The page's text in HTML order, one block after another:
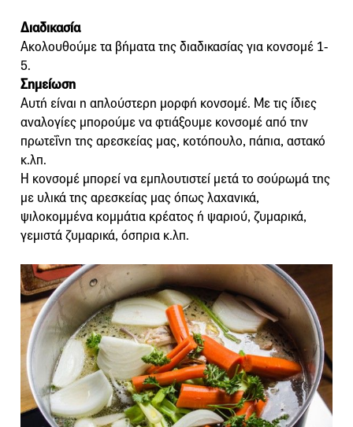
Διαδικασία
Ακολουθούμε τα βήματα της διαδικασίας για κονσομέ 1-
5.
Σημείωση
Αυτή είναι η απλούστερη μορφή κονσομέ. Με τις ίδιες
αναλογίες μπορούμε να φτιάξουμε κονσομέ από την
πρωτεΐνη της αρεσκείας μας, κοτόπουλο, πάπια, αστακό
κ.λπ.
Η κονσομέ μπορεί να εμπλουτιστεί μετά το σούρωμά της
με υλικά της αρεσκείας μας όπως λαχανικά,
ψιλοκομμένα κομμάτια κρέατος ή ψαριού, ζυμαρικά,
γεμιστά ζυμαρικά, όσπρια κ.λπ.